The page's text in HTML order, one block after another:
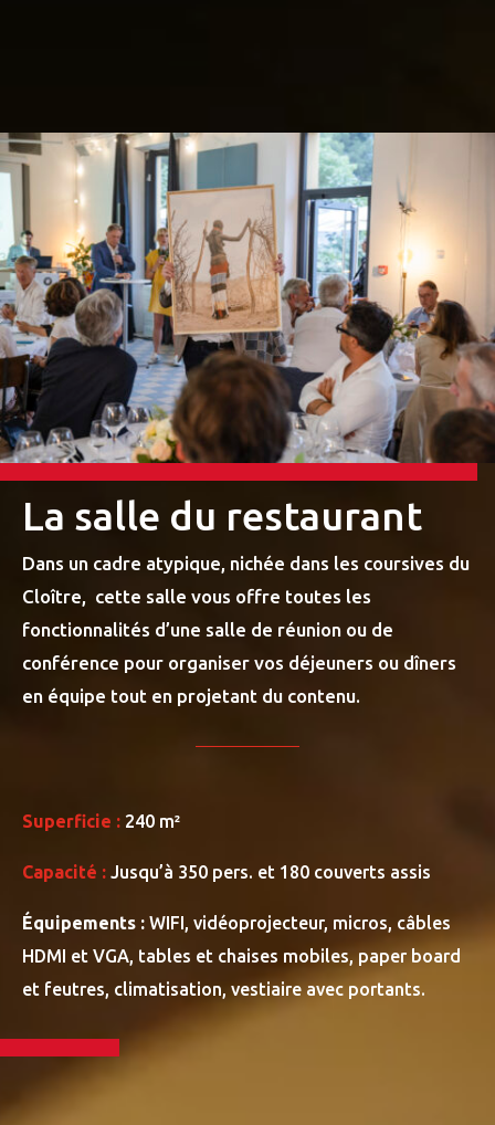
La salle du restaurant
Dans un cadre atypique, nichée dans les coursives du
Cloître, cette salle vous offre toutes les
fonctionnalités d’une salle de réunion ou de
conférence pour organiser vos déjeuners ou dîners
en équipe tout en projetant du contenu.
Superficie : 240 m²
Capacité : Jusqu’à 350 pers. et 180 couverts assis
Équipements : WIFI, vidéoprojecteur, micros, câbles
HDMI et VGA, tables et chaises mobiles, paper board
et feutres, climatisation, vestiaire avec portants.